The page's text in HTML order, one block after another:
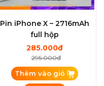
Pin iPhone X – 2716mAh
full hộp
285.000đ
295.000đ
Thêm vào giỏ